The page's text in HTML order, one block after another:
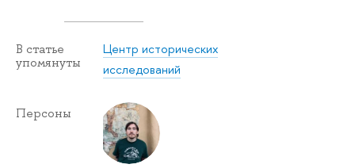
В статье
упомянуты
Центр исторических
исследований
Персоны